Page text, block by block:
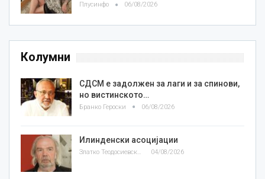
Плусинфо 06/08/2026
Колумни
СДСМ е задолжен за лаги и за спинови,
но вистинското…
Бранко Героски 06/08/2026
Илинденски асоцијации
Златко Теодосиевски 04/08/2026